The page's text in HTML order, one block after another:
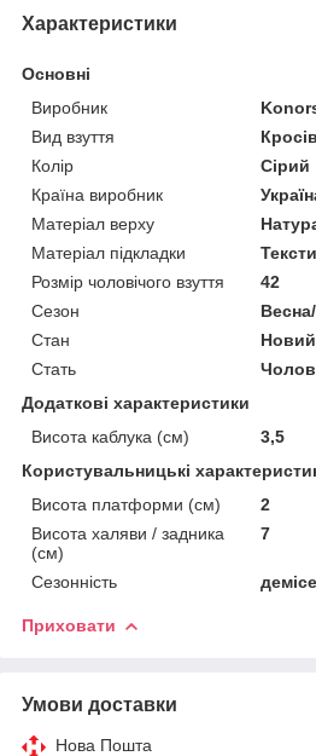
Характеристики
Основні
Виробник
Вид взуття
Колір
Сірий
Країна виробник
Матеріал верху
Матеріал підкладки
Розмір чоловічого взуття
42
Сезон
Стан
Новий
Стать
Додаткові характеристики
Висота каблука (см)
3,5
Користувальницькі
Висота платформи (см)
2
Висота халяви / задника
(см)
7
Сезонність
Приховати
Умови доставки
Нова Пошта